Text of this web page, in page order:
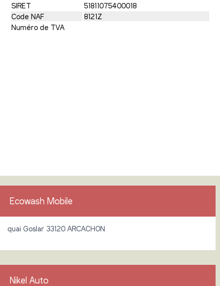
SIRET
51811075400018
Code NAF
8121Z
Numéro de TVA
Ecowash Mobile
quai Goslar 33120 ARCACHON
Nikel Auto